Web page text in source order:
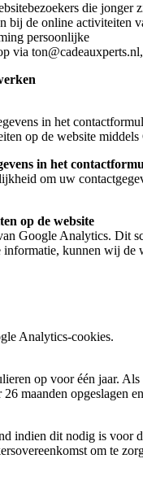
die
de online
persoonlijke
via
in het
op de website
in het
om uw
op de website
Google Analytics. Dit
informatie, kunnen wij
Analytics-cookies.
op voor één jaar.
maanden opgeslagen
indien dit nodig is
om te